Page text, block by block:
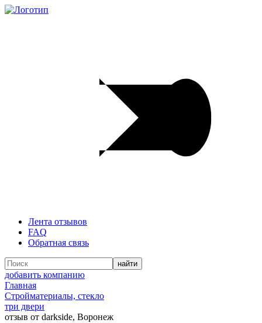
Лента отзывов
FAQ
Обратная связь
добавить компанию
Главная
Стройматериалы, стекло
три двери
отзыв от darkside, Воронеж